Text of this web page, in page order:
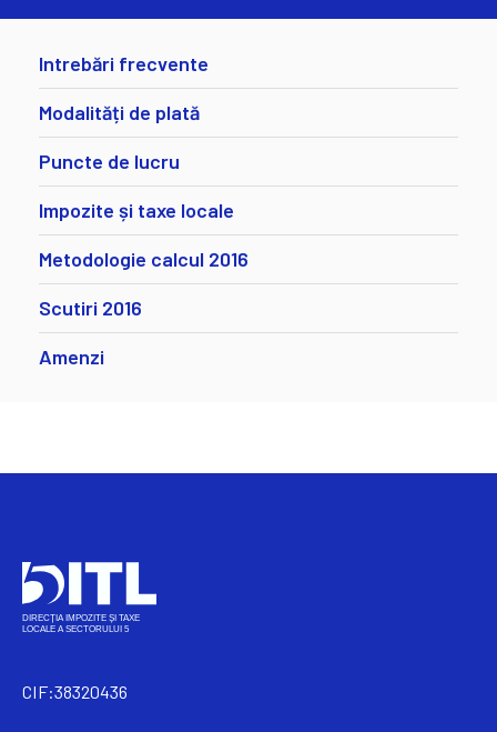
Intrebări frecvente
Modalități de plată
Puncte de lucru
Impozite și taxe locale
Metodologie calcul 2016
Scutiri 2016
Amenzi
CIF:38320436